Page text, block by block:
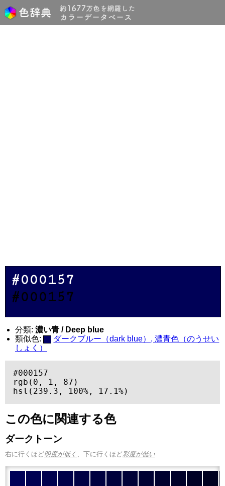
#000157
#000157
分類: 濃い青 / Deep blue
類似色:
ダークブルー（dark blue）, 濃青色（のうせい
しょく）
#000157
rgb(0, 1, 87)
hsl(239.3, 100%, 17.1%)
この色に関連する色
ダークトーン
右に行くほど明度が低く 、下に行くほど彩度が低い